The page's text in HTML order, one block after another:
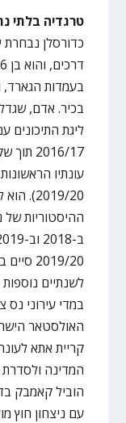
טרגדיה בלתי
כדורסלן נבחרת
בעמדות הגארד,
בכיר. אדם,
ליגת התיכונים
2019/
ההיסטוריות
2019/
במדי עירוני
קריית אתא
המדינה
עם ניצחון חוץ